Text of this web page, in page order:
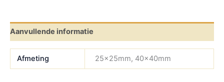
Aanvullende informatie
Afmeting 25x25mm, 40x40mm